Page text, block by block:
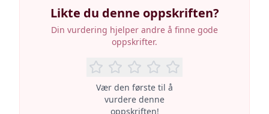
Likte du denne oppskriften?
Din vurdering hjelper andre å finne gode
oppskrifter.
Vær den første til å
vurdere denne
oppskriften!